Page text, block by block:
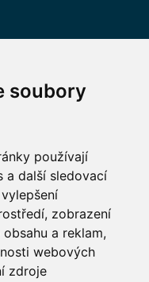
soubory
používají
a další sledovací
zobrazení
a reklam,
webových
zdroje
TRI
TRI
TWIN